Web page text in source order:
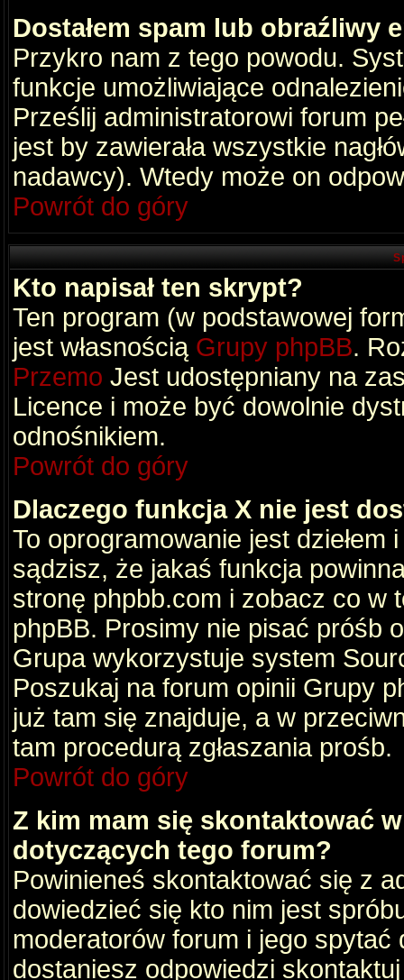
Dostałem spam lub obraźliwy
Przykro nam z tego powodu.
funkcje umożliwiające
Prześlij administratorowi forum
jest by zawierała wszystkie
nadawcy). Wtedy może on
Powrót do góry
Kto napisał ten skrypt?
Ten program (w podstawowej
jest własnością Grupy phpBB.
Przemo Jest udostępniany na
Licence i może być dowolnie
odnośnikiem.
Powrót do góry
Dlaczego funkcja X nie jest
To oprogramowanie jest dziełem
sądzisz, że jakaś funkcja
stronę phpbb.com i zobacz co w
phpBB. Prosimy nie pisać próśb
Grupa wykorzystuje system
Poszukaj na forum opinii Grupy
już tam się znajduje, a w
tam procedurą zgłaszania prośb.
Powrót do góry
Z kim mam się skontaktować
dotyczących tego forum?
Powinieneś skontaktować się z
dowiedzieć się kto nim jest
moderatorów forum i jego
dostaniesz odpowiedzi